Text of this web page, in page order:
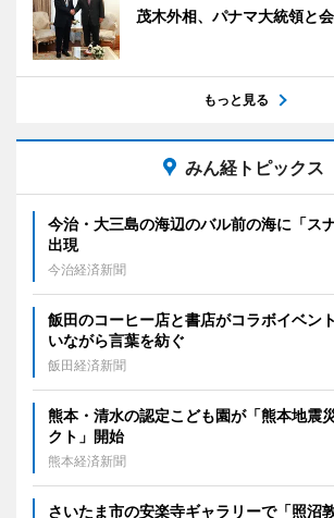
茂木外相、パナマ大統領と
もっと見る
みん経トピックス
今治・大三島の海辺のバル前の海に「
出現
今治経済新聞
飯田のコーヒー店と書店がコラボイベ
いながら言葉を紡ぐ
飯田経済新聞
熊本・清水の認定こども園が「熊本地震
クト」開始
熊本経済新聞
さいたま市の安楽寺ギャラリーで「照